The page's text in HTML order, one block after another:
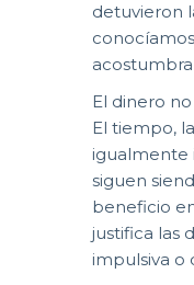
detuvieron
El dinero
El tiempo,
igualmente
siguen
beneficio
justifica las
impulsiva o